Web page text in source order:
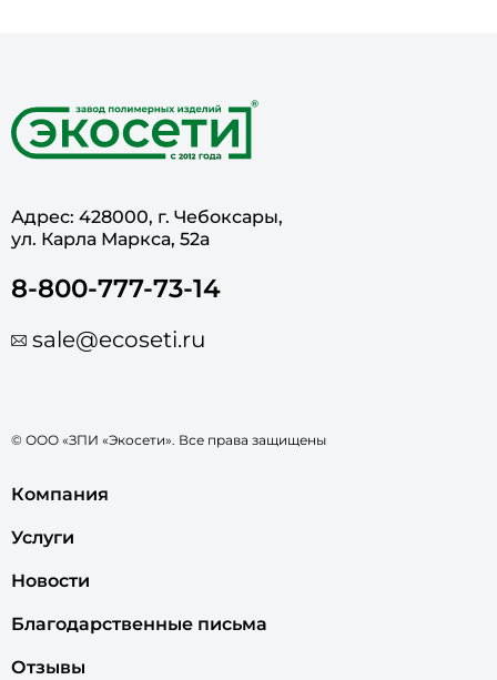
Адрес: 428000, г. Чебоксары,
ул. Карла Маркса, 52а
8-800-777-73-14
sale@ecoseti.ru
© ООО «ЗПИ «Экосети». Все права защищены
Компания
Услуги
Новости
Благодарственные письма
Отзывы